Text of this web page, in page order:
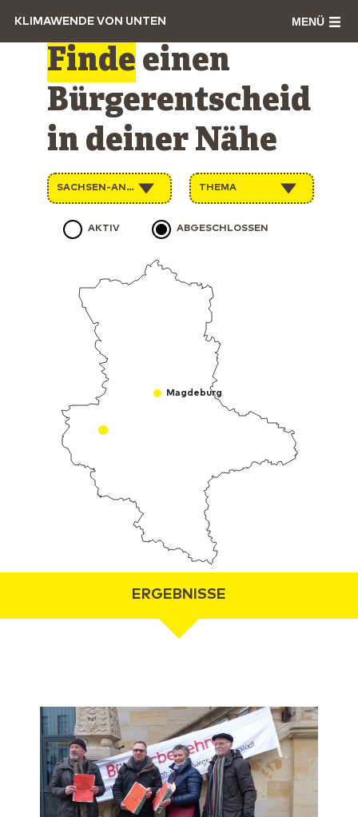
KLIMAWENDE VON UNTEN MENÜ
Magdeburg
Finde einen
Bürgerentscheid
in deiner Nähe
SACHSEN-ANHALT THEMA
AKTIV ABGESCHLOSSEN
ERGEBNISSE